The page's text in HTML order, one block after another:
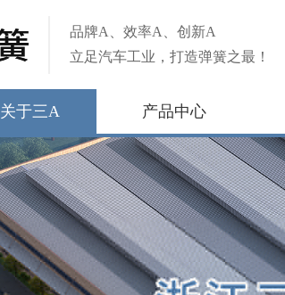
品牌A、效率A、创新A
立足汽车工业，打造弹簧之最！
关于三A 产品中心